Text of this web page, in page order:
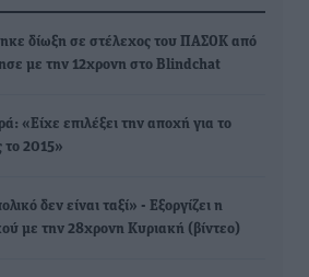
δίωξη σε στέλεχος του ΠΑΣΟΚ από
με την 12χρονη στο Blindchat
«Είχε επιλέξει την αποχή για το
2015»
δεν είναι ταξί» - Εξοργίζει η
με την 28χρονη Κυριακή (βίντεο)